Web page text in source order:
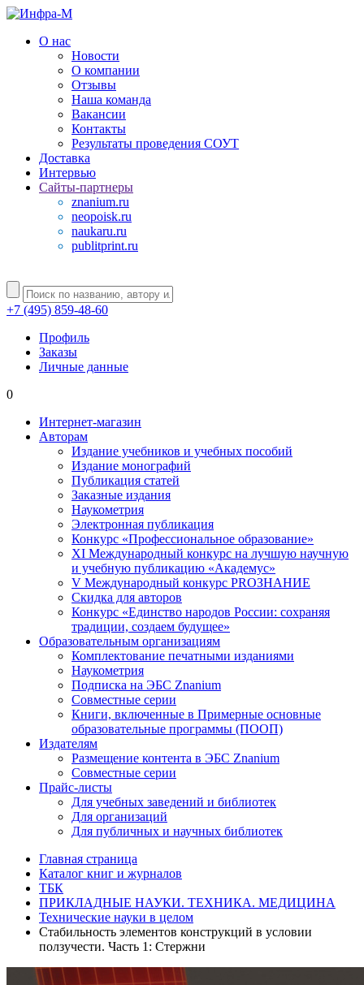
О нас
Новости
О компании
Отзывы
Наша команда
Вакансии
Контакты
Результаты проведения СОУТ
Доставка
Интервью
Сайты-партнеры
znanium.ru
neopoisk.ru
naukaru.ru
publitprint.ru
+7 (495) 859-48-60
Профиль
Заказы
Личные данные
0
Интернет-магазин
Авторам
Издание учебников и учебных пособий
Издание монографий
Публикация статей
Заказные издания
Наукометрия
Электронная публикация
Конкурс «Профессиональное образование»
XI Международный конкурс на лучшую научную
и учебную публикацию «Академус»
V Международный конкурс PROЗНАНИЕ
Скидка для авторов
Конкурс «Единство народов России: сохраняя
традиции, создаем будущее»
Образовательным организациям
Комплектование печатными изданиями
Наукометрия
Подписка на ЭБС Znanium
Совместные серии
Книги, включенные в Примерные основные
образовательные программы (ПООП)
Издателям
Размещение контента в ЭБС Znanium
Совместные серии
Прайс-листы
Для учебных заведений и библиотек
Для организаций
Для публичных и научных библиотек
Главная страница
Каталог книг и журналов
ТБК
ПРИКЛАДНЫЕ НАУКИ. ТЕХНИКА. МЕДИЦИНА
Технические науки в целом
Стабильность элементов конструкций в условии
ползучести. Часть 1: Стержни